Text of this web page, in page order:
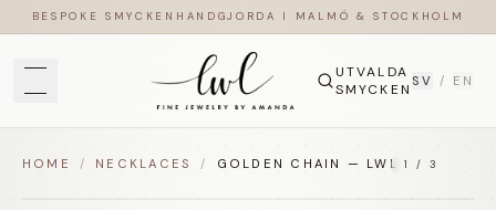
BESPOKE SMYCKEN HANDGJORDA I MALMÖ & STOCKHOLM
UTVALDA
SMYCKEN SV / EN
HOME / NECKLACES / GOLDEN CHAIN — LWL 1 / 3